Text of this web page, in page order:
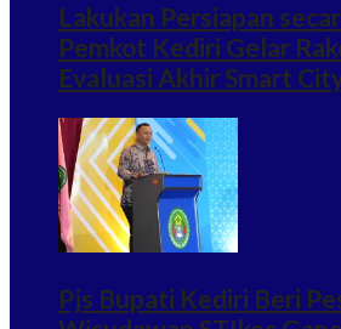
Lakukan Persiapan
Pemkot Kediri Gelar
Evaluasi Akhir Smart
Pjs Bupati Kediri Beri